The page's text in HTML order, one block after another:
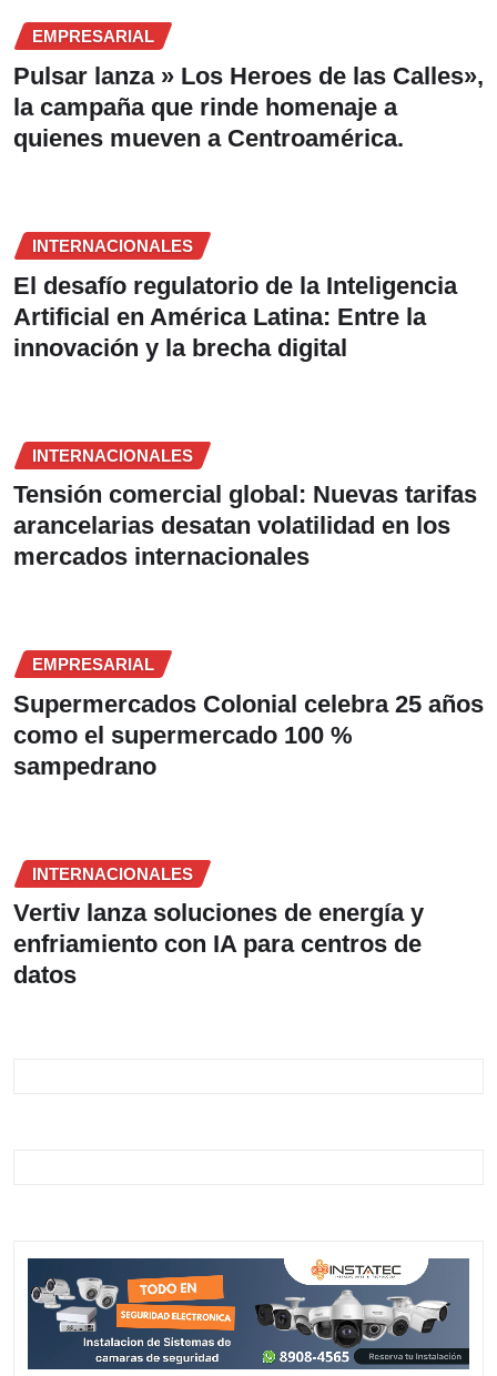
EMPRESARIAL
Pulsar lanza » Los Heroes de las Calles»,
la campaña que rinde homenaje a
quienes mueven a Centroamérica.
INTERNACIONALES
El desafío regulatorio de la Inteligencia
Artificial en América Latina: Entre la
innovación y la brecha digital
INTERNACIONALES
Tensión comercial global: Nuevas tarifas
arancelarias desatan volatilidad en los
mercados internacionales
EMPRESARIAL
Supermercados Colonial celebra 25 años
como el supermercado 100 %
sampedrano
INTERNACIONALES
Vertiv lanza soluciones de energía y
enfriamiento con IA para centros de
datos